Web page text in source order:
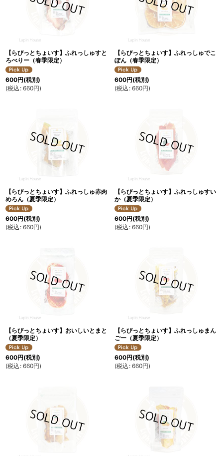
【らびっとちょいす】ふれっしゅすと
ろべりー（春季限定）
600円(税別)
(税込 : 660円)
【らびっとちょいす】ふれっしゅでこ
ぽん（春季限定）
600円(税別)
(税込 : 660円)
【らびっとちょいす】ふれっしゅ赤肉
めろん（夏季限定）
600円(税別)
(税込 : 660円)
【らびっとちょいす】ふれっしゅすい
か（夏季限定）
600円(税別)
(税込 : 660円)
【らびっとちょいす】おいしいとまと
（夏季限定）
600円(税別)
(税込 : 660円)
【らびっとちょいす】ふれっしゅまん
ごー（夏季限定）
600円(税別)
(税込 : 660円)